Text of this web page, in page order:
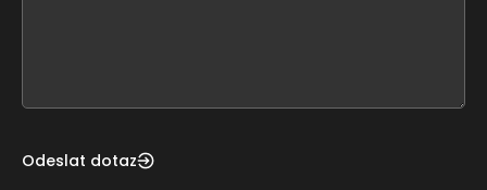
Odeslat dotaz